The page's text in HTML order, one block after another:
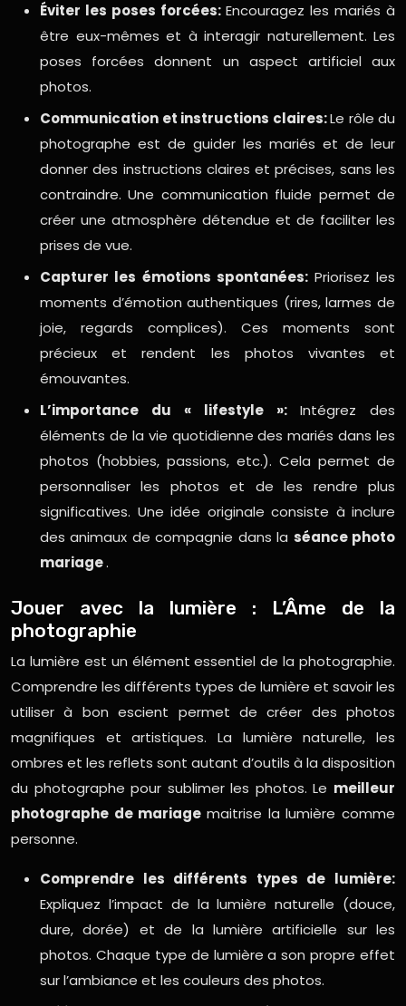
Éviter les poses forcées: Encouragez les mariés à
être eux-mêmes et à interagir naturellement. Les
poses forcées donnent un aspect artificiel aux
photos.
Communication et instructions claires:Le rôle du
photographe est de guider les mariés et de leur
donner des instructions claires et précises, sans les
contraindre. Une communication fluide permet de
créer une atmosphère détendue et de faciliter les
prises de vue.
Capturer les émotions spontanées: Priorisez les
moments d’émotion authentiques (rires, larmes de
joie, regards complices). Ces moments sont
précieux et rendent les photos vivantes et
émouvantes.
L’importance du « lifestyle »: Intégrez des
éléments de la vie quotidienne des mariés dans les
photos (hobbies, passions, etc.). Cela permet de
personnaliser les photos et de les rendre plus
significatives. Une idée originale consiste à inclure
des animaux de compagnie dans la séance photo
mariage.
Jouer avec la lumière : L’Âme de la
photographie
La lumière est un élément essentiel de la photographie.
Comprendre les différents types de lumière et savoir les
utiliser à bon escient permet de créer des photos
magnifiques et artistiques. La lumière naturelle, les
ombres et les reflets sont autant d’outils à la disposition
du photographe pour sublimer les photos. Le meilleur
photographe de mariage maitrise la lumière comme
personne.
Comprendre les différents types de lumière:
Expliquez l’impact de la lumière naturelle (douce,
dure, dorée) et de la lumière artificielle sur les
photos. Chaque type de lumière a son propre effet
sur l’ambiance et les couleurs des photos.